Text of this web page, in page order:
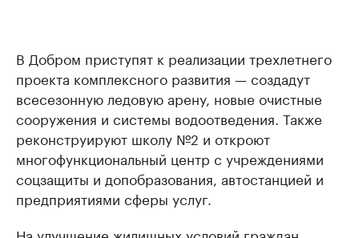
В Добром приступят к реализации трехлетнего
проекта комплексного развития — создадут
всесезонную ледовую арену, новые очистные
сооружения и системы водоотведения. Также
реконструируют школу №2 и откроют
многофункциональный центр с учреждениями
соцзащиты и допобразования, автостанцией и
предприятиями сферы услуг.